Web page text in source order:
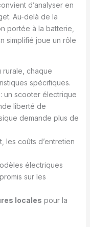
d’analyser en
Au-delà de la
portée à la batterie,
simplifié joue un rôle
rurale, chaque
spécifiques.
: un scooter électrique
liberté de
demande plus de
les coûts d’entretien
électriques
sur les
locales pour la